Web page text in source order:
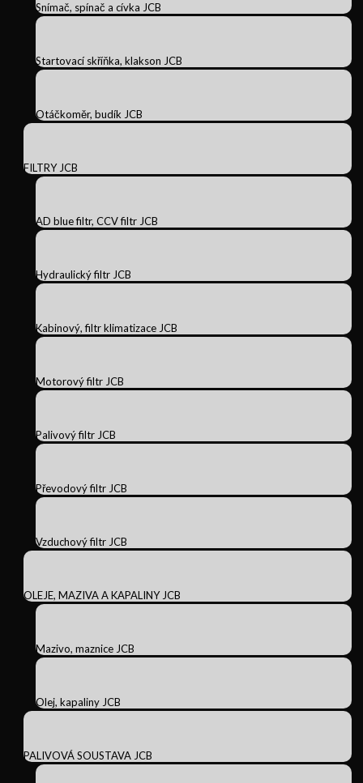
Snímač, spínač a cívka JCB
Startovací skříňka, klakson JCB
Otáčkoměr, budík JCB
FILTRY JCB
AD blue filtr, CCV filtr JCB
Hydraulický filtr JCB
Kabinový, filtr klimatizace JCB
Motorový filtr JCB
Palivový filtr JCB
Převodový filtr JCB
Vzduchový filtr JCB
OLEJE, MAZIVA A KAPALINY JCB
Mazivo, maznice JCB
Olej, kapaliny JCB
PALIVOVÁ SOUSTAVA JCB